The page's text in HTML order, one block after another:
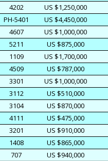
4202
US $1,250,000
PH-5401
US $4,450,000
4607
US $1,000,000
5211
US $875,000
1109
US $1,700,000
4509
US $787,000
3301
US $1,000,000
3112
US $510,000
3104
US $870,000
4111
US $475,000
3201
US $910,000
1408
US $865,000
707
US $940,000